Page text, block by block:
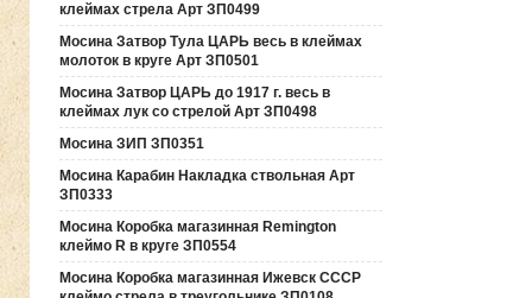
клеймах стрела Арт ЗП0499
Мосина Затвор Тула ЦАРЬ весь в клеймах
молоток в круге Арт ЗП0501
Мосина Затвор ЦАРЬ до 1917 г. весь в
клеймах лук со стрелой Арт ЗП0498
Мосина ЗИП ЗП0351
Мосина Карабин Накладка ствольная Арт
ЗП0333
Мосина Коробка магазинная Remington
клеймо R в круге ЗП0554
Мосина Коробка магазинная Ижевск СССР